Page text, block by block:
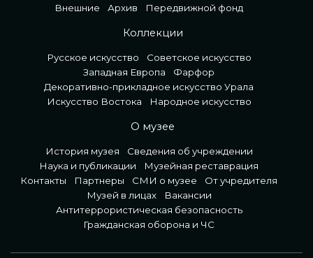
Внешние
Архив Передвижной фонд
Коллекции
Русское искусство
Советское искусство
Западная Европа
Фарфор
Декоративно-прикладное искусство Урала
Искусство Востока
Народное искусство
О музее
История музея
Сведения об учреждении
Наука и публикации
Музейная реставрация
Контакты
Партнеры СМИ о музее
От учредителя
Музей в лицах
Вакансии
Антитеррористическая безопасность
Гражданская оборона и ЧС